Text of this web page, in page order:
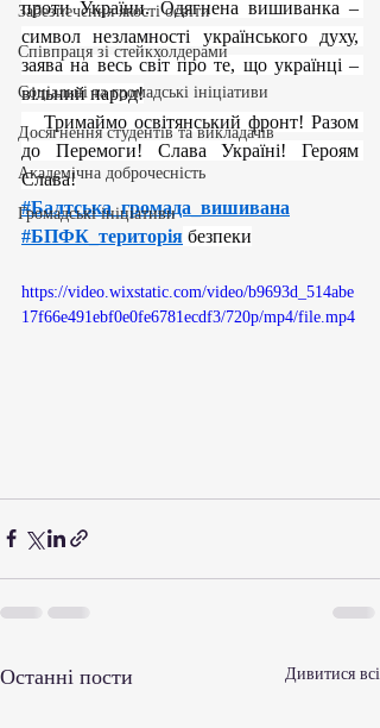
Забезпечення якості освіти
Співпраця зі стейкхолдерами
Соціальні та громадські ініціативи
Досягнення студентів та викладачів
Академічна доброчесність
Громадські ініціативи
проти України. Одягнена вишиванка –
символ незламності українського духу,
заява на весь світ про те, що українці –
вільний народ!
   Тримаймо освітянський фронт! Разом
до Перемоги! Слава Україні! Героям
Слава!
#Балтська_громада_вишивана
#БПФК_територія безпеки
https://video.wixstatic.com/video/b9693d_514abe
17f66e491ebf0e0fe6781ecdf3/720p/mp4/file.mp4
Останні пости Дивитися всі